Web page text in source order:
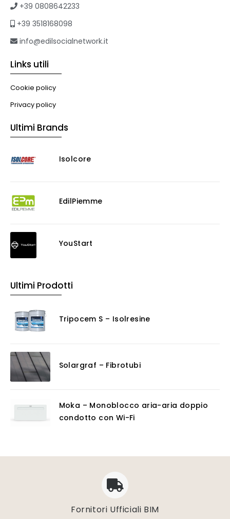
+39 0808642233
+39 3518168098
info@edilsocialnetwork.it
Links utili
Cookie policy
Privacy policy
Ultimi Brands
Isolcore
EdilPiemme
YouStart
Ultimi Prodotti
Tripocem S – Isolresine
Solargraf – Fibrotubi
Moka – Monoblocco aria-aria doppio
condotto con Wi-Fi
Fornitori Ufficiali BIM